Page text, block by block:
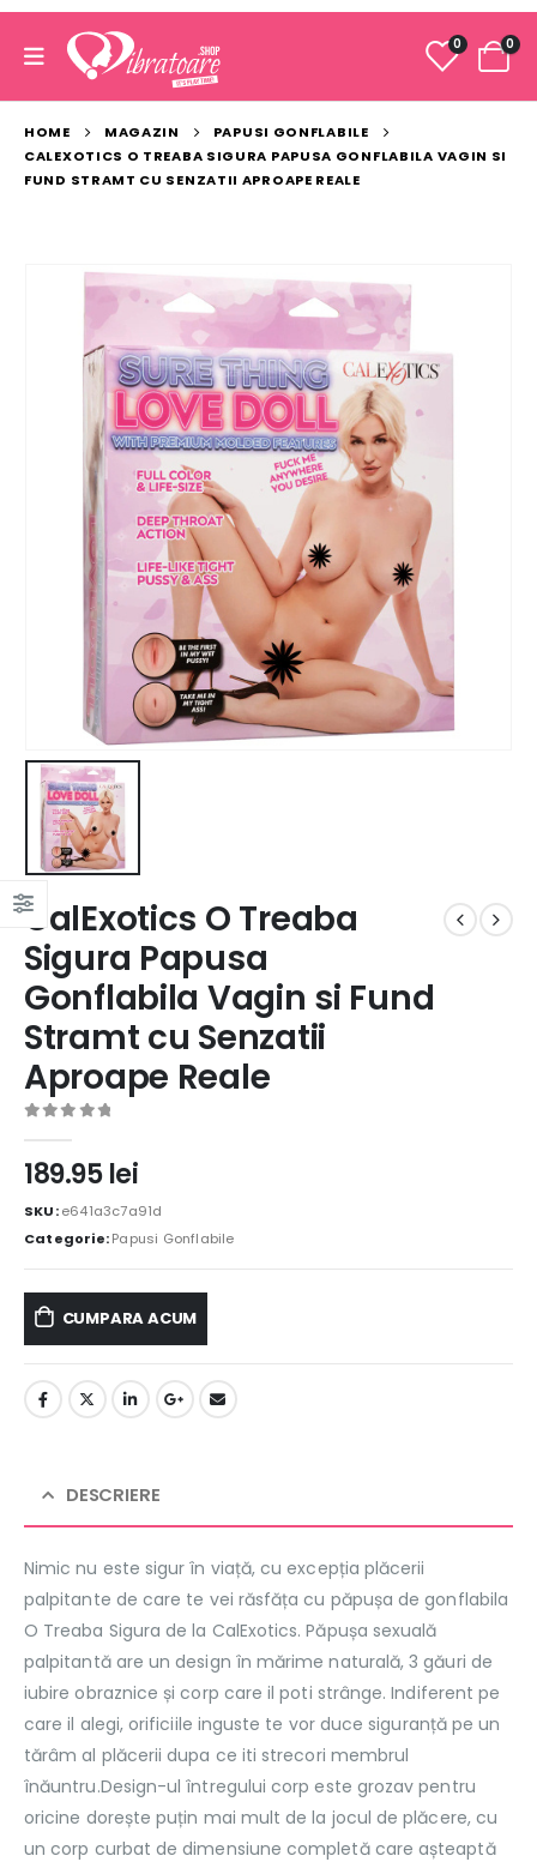
0 0
HOME MAGAZIN
PAPUSI GONFLABILE
CALEXOTICS O TREABA SIGURA PAPUSA GONFLABILA VAGIN SI
FUND STRAMT CU SENZATII APROAPE REALE
CalExotics O Treaba
Sigura Papusa
Gonflabila Vagin si Fund
Stramt cu Senzatii
Aproape Reale
189.95lei
SKU:e641a3c7a91d
Categorie:Papusi Gonflabile
CUMPARA ACUM
DESCRIERE
Nimic nu este sigur în viață, cu excepția plăcerii
palpitante de care te vei răsfăța cu păpușa de gonflabila
O Treaba Sigura de la CalExotics. Păpușa sexuală
palpitantă are un design în mărime naturală, 3 găuri de
iubire obraznice și corp care il poti strânge. Indiferent pe
care il alegi, orificiile inguste te vor duce siguranță pe un
tărâm al plăcerii dupa ce iti strecori membrul
înăuntru.Design-ul întregului corp este grozav pentru
oricine dorește puțin mai mult de la jocul de plăcere, cu
un corp curbat de dimensiune completă care așteaptă